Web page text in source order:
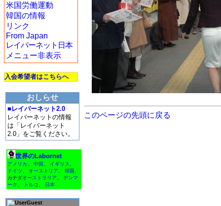
米国労働運動
韓国の情報
リンク
From Japan
レイバーネット日本
メニュー非表示
入会希望者はこちらへ
おしらせ
■レイバーネット2.0
レイバーネットの情報
は「レイバーネット
2.0」をご覧ください。
世界のLabornet
アメリカ 中国 イギリス
ドイツ
オーストリア 韓国
カナダオーストラリア
デンマ
ーク
トルコ 日本
Guest
このページの先頭に戻る